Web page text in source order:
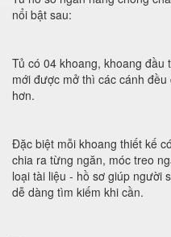
nổi bật sau:
Tủ có 04 khoang, khoang
mới được mở thì các cánh
hơn.
Đặc biệt mỗi khoang thiết kế
chia ra từng ngăn, móc treo
loại tài liệu - hồ sơ giúp người
dễ dàng tìm kiếm khi cần.